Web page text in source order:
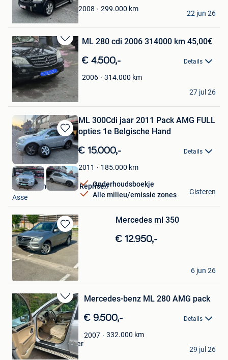
2008 299.000 km
Fré
Temse
22 jun 26
Bewaren
in
Mijn
Favorieten
ML 280 cdi 2006 314000 km 45,00€
€ 4.500,- Details
2006 314.000 km
Mouss59650
Mouscron
27 jul 26
Bewaren
in
Mijn
Favorieten
ML 300Cdi jaar 2011 Pack AMG FULL
opties 1e Belgische Hand
€ 15.000,- Details
2011 185.000 km
Onderhoudsboekje
Alle milieu/emissie zones
AUTO/Achat Vendre Reprise//
Asse
Gisteren
Bewaren
in
Mijn
Favorieten
Mercedes ml 350
€ 12.950,-
ZL
Wilrijk
6 jun 26
Bewaren
in
Mijn
Favorieten
Mercedes-benz ML 280 AMG pack
€ 9.500,- Details
2007 332.000 km
Michel De Kempeneer
Hastiere-Lavaux
29 jul 26